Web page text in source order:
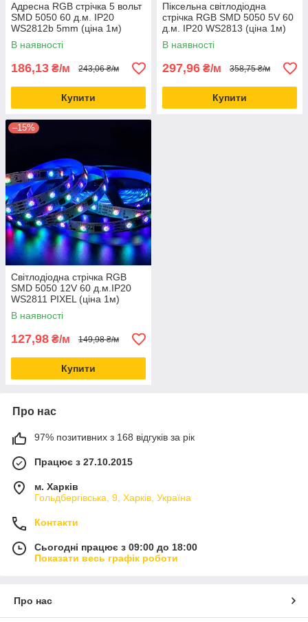
Адресна RGB стрічка 5 вольт
SMD 5050 60 д.м. IP20
WS2812b 5mm (ціна 1м)
В наявності
186,13 ₴/м 243,06 ₴/м
Купити
Піксельна світлодіодна
стрічка RGB SMD 5050 5V 60
д.м. IP20 WS2813 (ціна 1м)
В наявності
297,96 ₴/м 358,75 ₴/м
Купити
–15%
Світлодіодна стрічка RGB
SMD 5050 12V 60 д.м.IP20
WS2811 PIXEL (ціна 1м)
В наявності
127,98 ₴/м 149,98 ₴/м
Купити
Про нас
97% позитивних з 168 відгуків за рік
Працює з 27.10.2015
м. Харків
Гольдбергівська, 9, Харків, Україна
Контакти
Сьогодні працює з 09:00 до 18:00
Показати весь графік роботи
Про нас